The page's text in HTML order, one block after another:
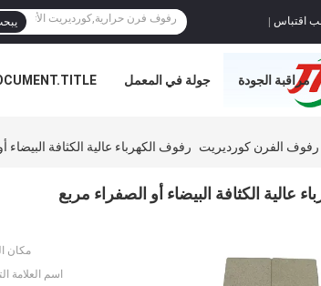
اقتباس
جولة في المعمل مراقبة الجودة
رفوف الفرن كورديريت رفوف الكهرباء عالية الكثافة البيضاء
عالية الكثافة البيضاء أو الصفراء مربع
مكان
اسم العلامة